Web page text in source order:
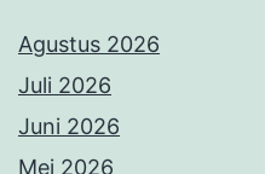
Agustus 2026
Juli 2026
Juni 2026
Mei 2026